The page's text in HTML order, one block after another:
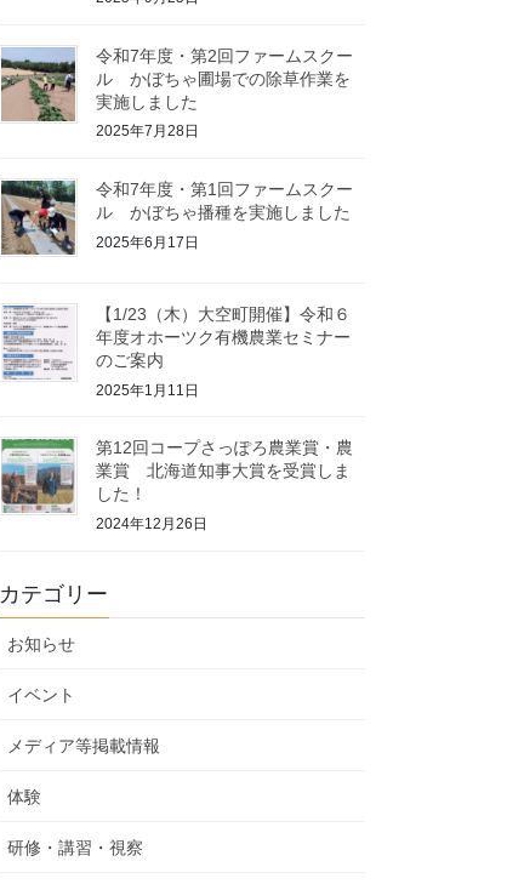
令和7年度・第2回ファームスクー
ル かぼちゃ圃場での除草作業を
実施しました
2025年7月28日
令和7年度・第1回ファームスクー
ル かぼちゃ播種を実施しました
2025年6月17日
【1/23（木）大空町開催】令和６
年度オホーツク有機農業セミナー
のご案内
2025年1月11日
第12回コープさっぽろ農業賞・農
業賞 北海道知事大賞を受賞しま
した！
2024年12月26日
カテゴリー
お知らせ
イベント
メディア等掲載情報
体験
研修・講習・視察